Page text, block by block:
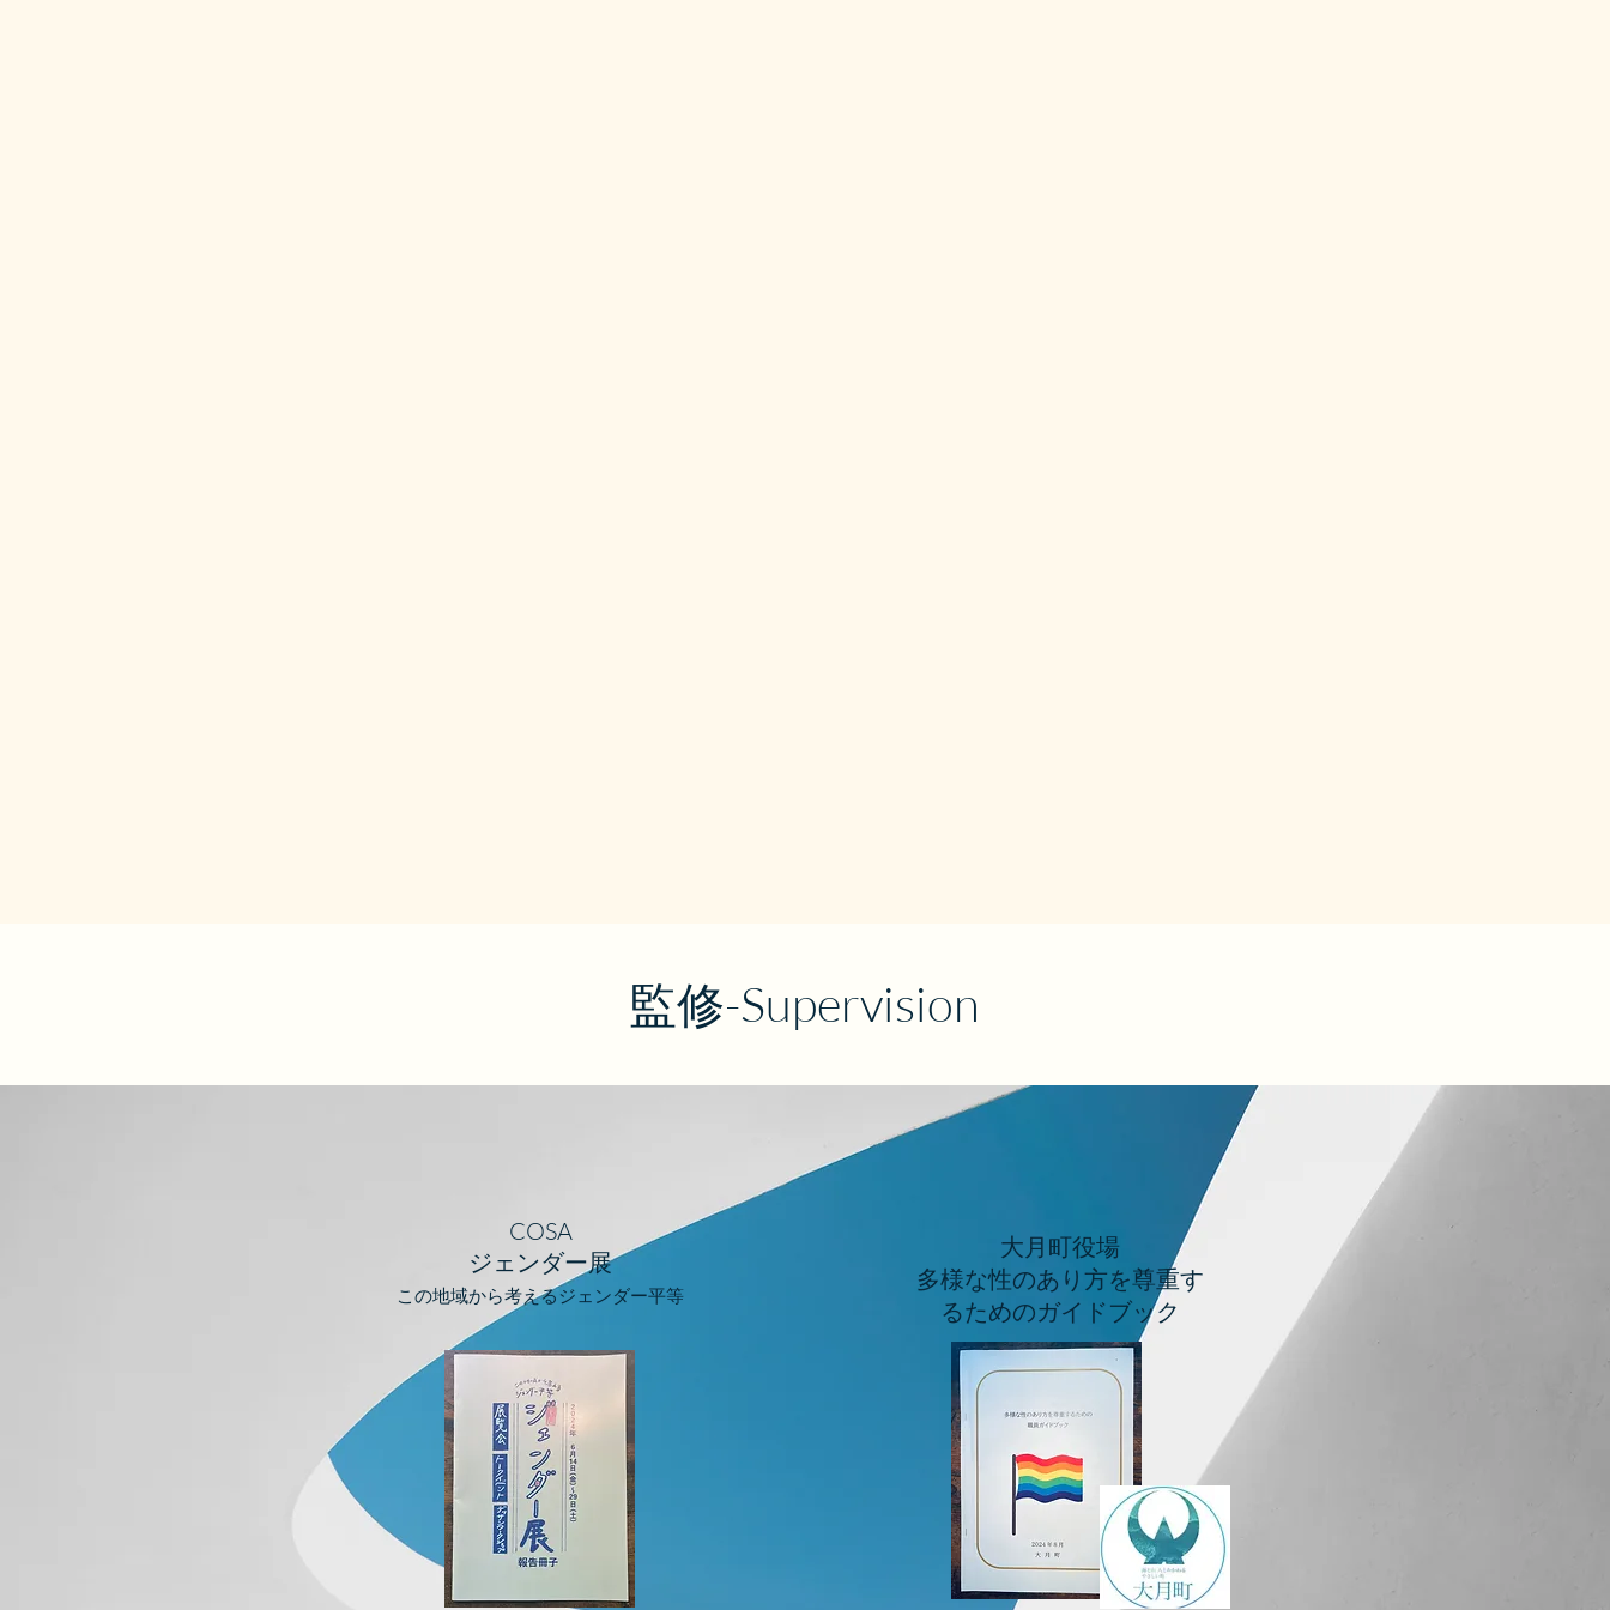
​監修-Supervision
COSA
ジェンダー展
この地域から考えるジェンダー平等
大月町役場
​多様な性のあり方を尊重す
るためのガイドブック